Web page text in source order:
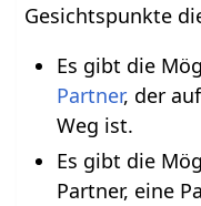
Gesichtspunkte
Es gibt die
Partner, der
Weg ist.
Es gibt die
Partner, eine